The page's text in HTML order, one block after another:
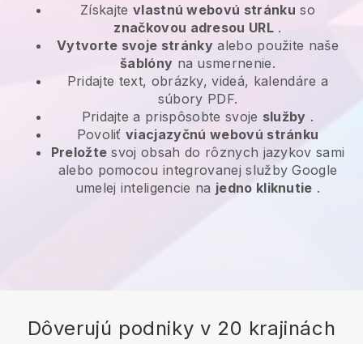
Získajte vlastnú webovú stránku so
značkovou adresou URL .
Vytvorte svoje stránkyalebo použite naše
šablóny na usmernenie.
Pridajte text, obrázky, videá, kalendáre a
súbory PDF.
Pridajte a prispôsobte svoje služby .
Povoliťviacjazyčnú webovú stránku
Preložte svoj obsah do rôznych jazykov sami
alebo pomocou integrovanej služby Google
umelej inteligencie na jedno kliknutie .
Dôverujú podniky v 20 krajinách